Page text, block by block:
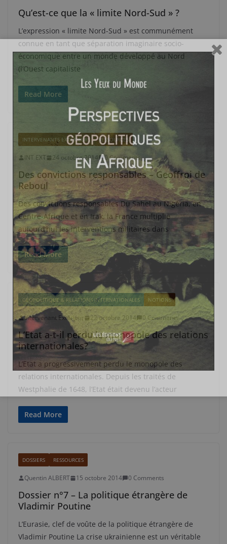
Qu’est-ce que la « limite Nord-Sud » ?
L’expression « limite Nord-Sud » est communément
connue en tant que séparation imaginaire socio-
économique entre un monde développé au Nord
(l’Ouest capitaliste
Read More
INTERVENANTS EXTÉRIEURS RESSOURCES
INT EXT 24 octobre 2014 0 Comments
Des convictions responsables – Geoffroi de
Reboul
Des convictions responsables Du Sahel au Nigéria, en
Centre-Afrique et en Irak, la France multiplie
aujourd’hui les interventions militaires dans
Read More
GÉOPOLITIQUE & RELATIONS INTERNATIONALES NOTIONS
Intervenant Extérieur 22 octobre 2014 0 Comments
L’Etat a-t-il perdu le monopole des relations
internationales?
L’Etat a progressivement perdu le monopole des
relations internationales. Depuis les traités de
Westphalie de 1648, l’Etat était devenu l’acteur
Read More
DOSSIERS RESSOURCES
Quentin ALBERT 15 octobre 2014 0 Comments
Dossier n°7 – La politique étrangère de
Vladimir Poutine
L’Eurasie, clef de voûte de la politique étrangère de
Vladimir Poutine La crise ukrainienne est un véritable